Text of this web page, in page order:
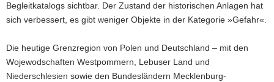
Begleitkatalogs sichtbar. Der Zustand der historischen Anlagen hat
sich verbessert, es gibt weniger Objekte in der Kategorie »Gefahr«.
Die heutige Grenzregion von Polen und Deutschland – mit den
Wojewodschaften Westpommern, Lebuser Land und
Niederschlesien sowie den Bundesländern Mecklenburg-